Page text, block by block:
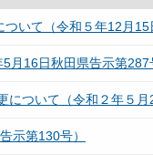
いて（令和５年12月15
月16日秋田県告示第287
ついて（令和２年５月
示第130号）